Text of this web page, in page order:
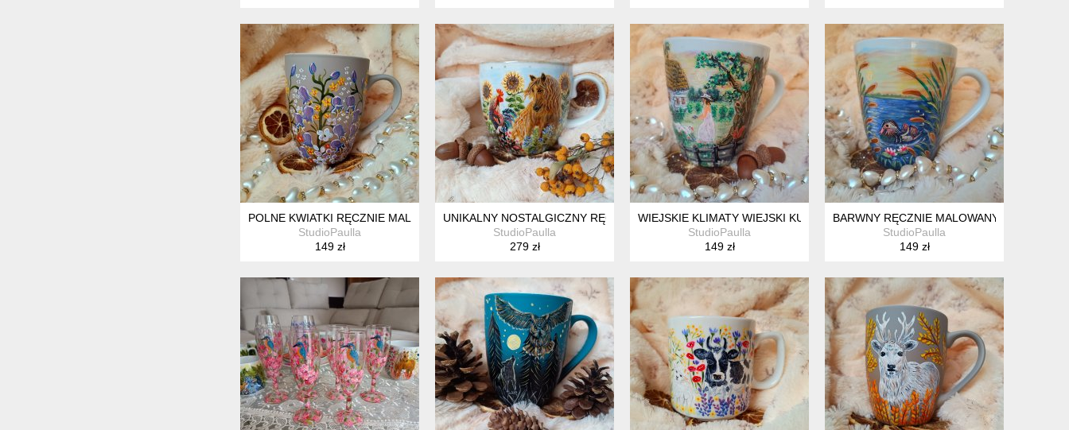
POLNE KWIATKI RĘCZNIE MALOWANY KUBEK 300 ML.
StudioPaulla
149 zł
UNIKALNY NOSTALGICZNY RĘCZNIE MALOWANY KUBEK 480 ML.
StudioPaulla
279 zł
WIEJSKIE KLIMATY WIEJSKI KUBEK Z GĄSKAMI RĘCZNIE MALOWANY 300 ML.
StudioPaulla
149 zł
BARWNY RĘCZNIE MALOWANY KUBEK
StudioPaulla
149 zł